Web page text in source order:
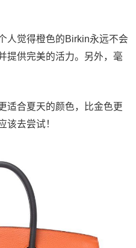
人觉得橙色的Birkin永远不会
提供完美的活力。另外，毫
适合夏天的颜色，比金色更
该去尝试！